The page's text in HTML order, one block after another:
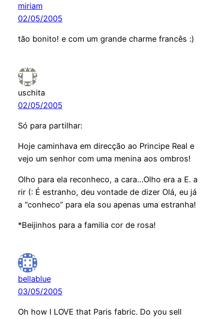
miriam
02/05/2005
tão bonito! e com um grande charme francês :)
uschita
02/05/2005
Só para partilhar:
Hoje caminhava em direcção ao Principe Real e
vejo um senhor com uma menina aos ombros!
Olho para ela reconheco, a cara…Olho era a E. a
rir (: É estranho, deu vontade de dizer Olá, eu já
a “conheco” para ela sou apenas uma estranha!
*Beijinhos para a familia cor de rosa!
bellablue
03/05/2005
Oh how I LOVE that Paris fabric. Do you sell